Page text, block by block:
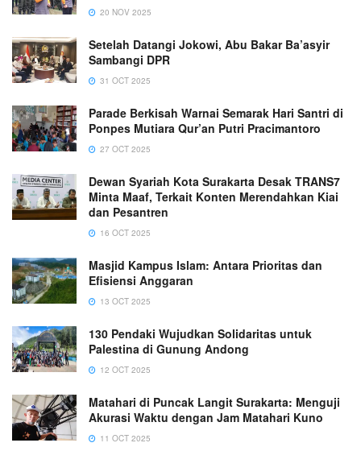
20 NOV 2025
Setelah Datangi Jokowi, Abu Bakar Ba’asyir
Sambangi DPR
31 OCT 2025
Parade Berkisah Warnai Semarak Hari Santri di
Ponpes Mutiara Qur’an Putri Pracimantoro
27 OCT 2025
Dewan Syariah Kota Surakarta Desak TRANS7
Minta Maaf, Terkait Konten Merendahkan Kiai
dan Pesantren
16 OCT 2025
Masjid Kampus Islam: Antara Prioritas dan
Efisiensi Anggaran
13 OCT 2025
130 Pendaki Wujudkan Solidaritas untuk
Palestina di Gunung Andong
12 OCT 2025
Matahari di Puncak Langit Surakarta: Menguji
Akurasi Waktu dengan Jam Matahari Kuno
11 OCT 2025